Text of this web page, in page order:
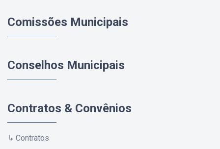
Comissões Municipais
Conselhos Municipais
Contratos & Convênios
↳ Contratos